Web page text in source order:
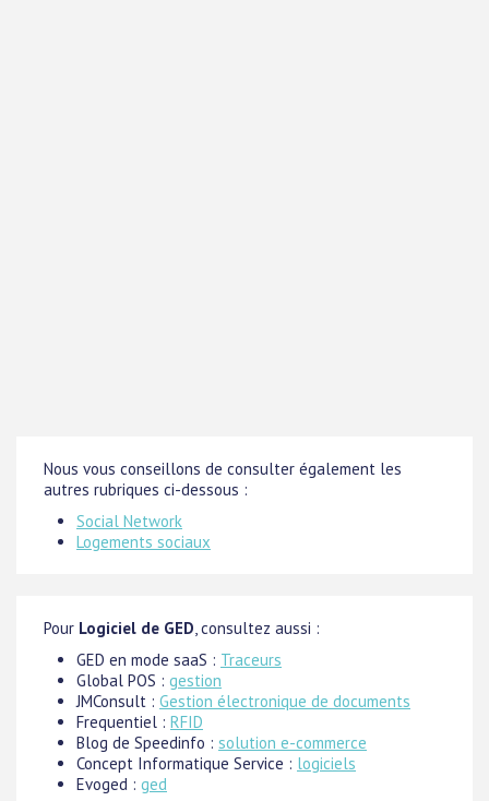
Nous vous conseillons de consulter également les
autres rubriques ci-dessous :
Social Network
Logements sociaux
Pour Logiciel de GED , consultez aussi :
GED en mode saaS : Traceurs
Global POS : gestion
JMConsult : Gestion électronique de documents
Frequentiel : RFID
Blog de Speedinfo : solution e-commerce
Concept Informatique Service : logiciels
Evoged : ged